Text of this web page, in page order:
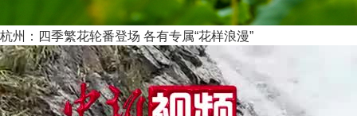
杭州：四季繁花轮番登场 各有专属“花样浪漫”